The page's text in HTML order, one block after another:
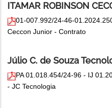
ITAMAR ROBINSON
01-007.992/24-46-
Ceccon Junior - Contrato
Júlio C. de Souza
PA 01.018.454/24-96 - IJ
- JC Tecnologia